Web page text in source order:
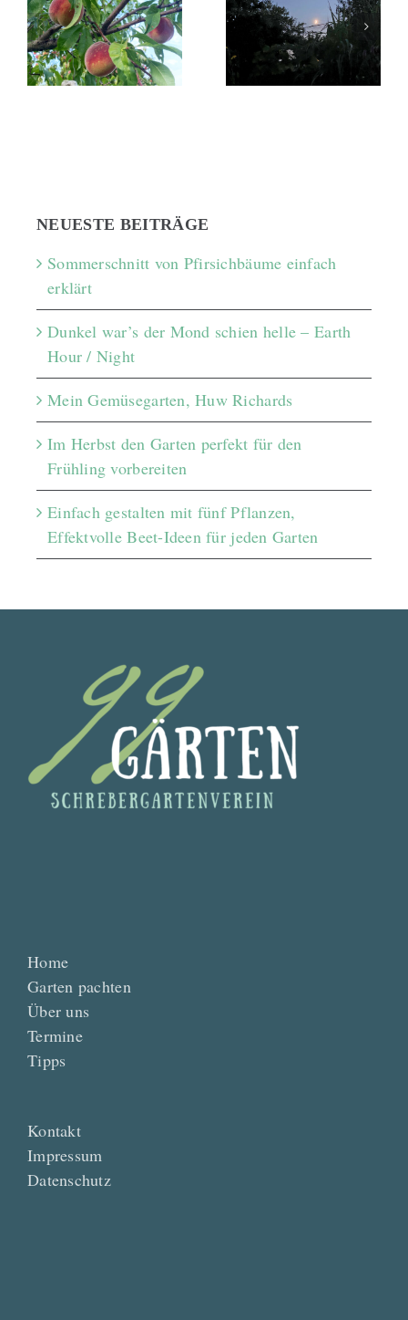
NEUESTE BEITRÄGE
Sommerschnitt von Pfirsichbäume einfach
erklärt
Dunkel war’s der Mond schien helle – Earth
Hour / Night
Mein Gemüsegarten, Huw Richards
Im Herbst den Garten perfekt für den
Frühling vorbereiten
Einfach gestalten mit fünf Pflanzen,
Effektvolle Beet-Ideen für jeden Garten
Home
Garten pachten
Über uns
Termine
Tipps
Kontakt
Impressum
Datenschutz